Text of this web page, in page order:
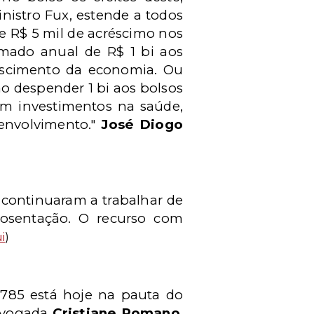
Fux, estende a todos
R$ 5 mil de acréscimo nos
anual de R$ 1 bi aos
da economia. Ou
despender 1 bi aos bolsos
investimentos na saúde,
José Diogo
a trabalhar de
O recurso com
)
está hoje na pauta do